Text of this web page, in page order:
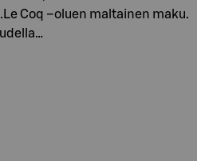
Coq –oluen maltainen maku.